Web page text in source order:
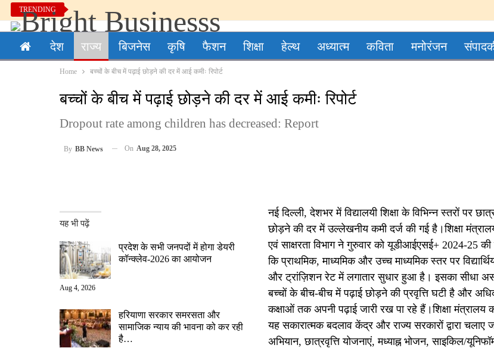
TRENDING
देश राज्य बिजनेस कृषि फैशन शिक्षा हेल्थ अध्यात्म कविता मनोरंजन
Home बच्चों के बीच में पढ़ाई छोड़ने की दर में आई कमीः रिपोर्ट
बच्चों के बीच में पढ़ाई छोड़ने की दर में आई कमीः रिपोर्ट
Dropout rate among children has decreased: Report
By BB News On Aug 28, 2025
यह भी पढ़ें
प्रदेश के सभी जनपदों में होगा डेयरी
कॉन्क्लेव-2026 का आयोजन
Aug 4, 2026
हरियाणा सरकार समरसता और
सामाजिक न्याय की भावना को कर रही
है…
नई दिल्ली, देशभर में विद्यालयी शिक्षा के विभिन्न स्तरों पर
छोड़ने की दर में उल्लेखनीय कमी दर्ज की गई है।शिक्षा
एवं साक्षरता विभाग ने गुरुवार को यूडीआईएसई+ 2024-25 की
कि प्राथमिक, माध्यमिक और उच्च माध्यमिक स्तर पर
और ट्रांज़िशन रेट में लगातार सुधार हुआ है। इसका सीधा
बच्चों के बीच-बीच में पढ़ाई छोड़ने की प्रवृत्ति घटी है और अधिक
कक्षाओं तक अपनी पढ़ाई जारी रख पा रहे हैं।शिक्षा मंत्रालय
यह सकारात्मक बदलाव केंद्र और राज्य सरकारों द्वारा चलाए
अभियान, छात्रवृत्ति योजनाएं, मध्याह्न भोजन, साइकिल/